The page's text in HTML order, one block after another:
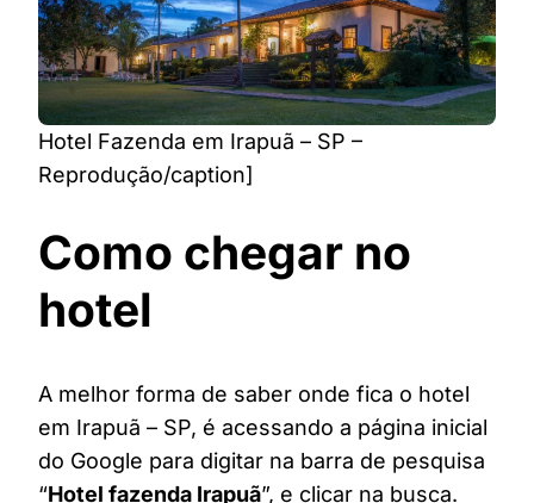
Hotel Fazenda em Irapuã – SP –
Reprodução/caption]
Como chegar no
hotel
A melhor forma de saber onde fica o hotel
em Irapuã – SP, é acessando a página inicial
do Google para digitar na barra de pesquisa
“Hotel fazenda Irapuã”, e clicar na busca.